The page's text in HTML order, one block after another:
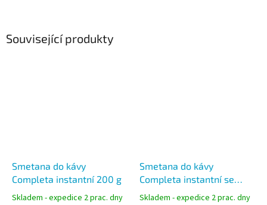
Související produkty
Smetana do kávy
Completa instantní 200 g
Skladem - expedice 2 prac. dny
Smetana do kávy
Completa instantní se
sníženým obsahem tuku 1
Skladem - expedice 2 prac. dny